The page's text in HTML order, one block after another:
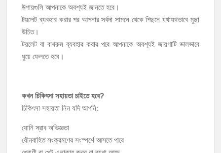
উপায়গুলি আপনাকে অবশ্যই জানতে হবে।
টয়লেট ব্যবহার করার পর আপনার সর্বদা সামনে থেকে পিছনে যথাযথভাবে মুছা
উচিত।
টয়লেট বা বাথরুম ব্যবহার করার পরে আপনাকে অবশ্যই জায়গাটি ভালভাবে
ধুয়ে ফেলতে হবে।
কখন চিকিৎসা সহায়তা চাইতে হবে?
চিকিৎসা সহায়তা নিন যদি আপনি:
যোনি স্রাব অভিজ্ঞতা
যৌনবাহিত সংক্রমণের সংস্পর্শে আসতে পারে